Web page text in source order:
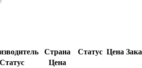
Страна Статус Цена
Статус Цена